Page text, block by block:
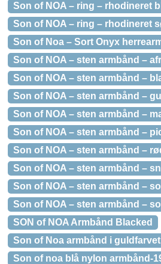
Son of NOA – ring – rhodineret
Son of NOA – ring – rhodineret
Son of Noa – Sort Onyx
Son of NOA – sten armbånd –
Son of NOA – sten armbånd –
Son of NOA – sten armbånd –
Son of NOA – sten armbånd –
Son of NOA – sten armbånd –
Son of NOA – sten armbånd –
Son of NOA – sten armbånd –
Son of NOA – sten armbånd –
Son of NOA – sten armbånd –
SON of NOA Armbånd Blacked
Son of Noa armbånd i
Son of noa blå nylon armbånd-